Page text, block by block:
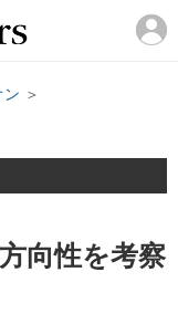
ン ＞
向性を考察